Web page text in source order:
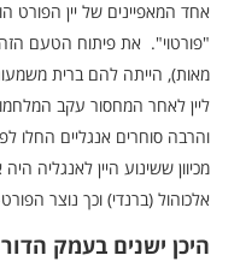
אחד המאפיינים של יין הפורט
"פורטוי". את פיתוח הטעם הזה
מאות), הייתה להם ברית
ליין לאחר המחסור עקב
והרבה סוחרים אנגליים החלו
מכיוון ששינוע היין לאנגליה היה
אלכוהול (ברנדי) וכך נוצר הפורט-
היכן ישנים בעמק